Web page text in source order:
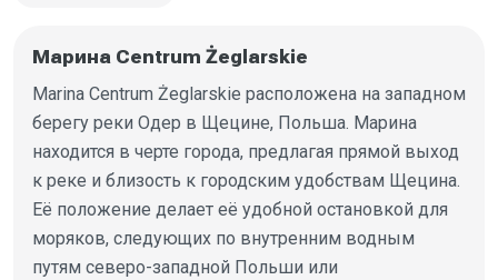
Марина Centrum Żeglarskie
Marina Centrum Żeglarskie расположена на западном
берегу реки Одер в Щецине, Польша. Марина
находится в черте города, предлагая прямой выход
к реке и близость к городским удобствам Щецина.
Её положение делает её удобной остановкой для
моряков, следующих по внутренним водным
путям северо-западной Польши или